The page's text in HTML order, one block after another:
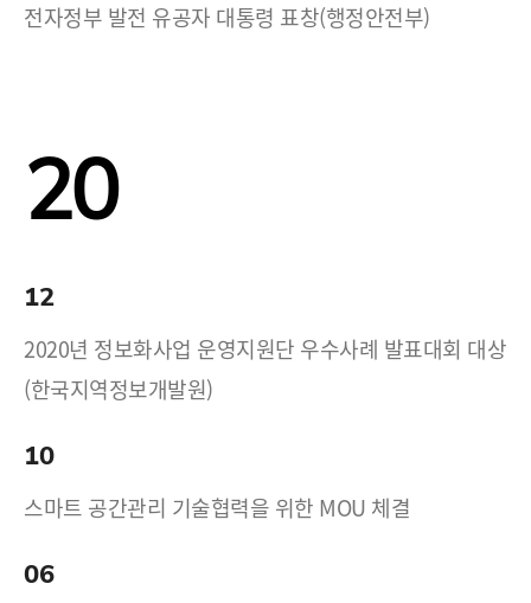
전자정부 발전 유공자 대통령 표창(행정안전부)
20
12
2020년 정보화사업 운영지원단 우수사례 발표대회 대상
(한국지역정보개발원)
10
스마트 공간관리 기술협력을 위한 MOU 체결
06